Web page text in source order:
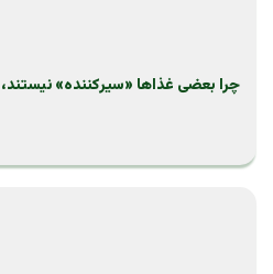
چرا بعضی غذاها «سیرکننده»